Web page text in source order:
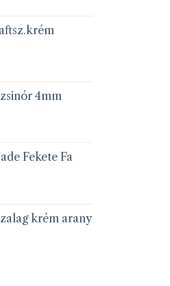
4mm
Fekete Fa
krém arany